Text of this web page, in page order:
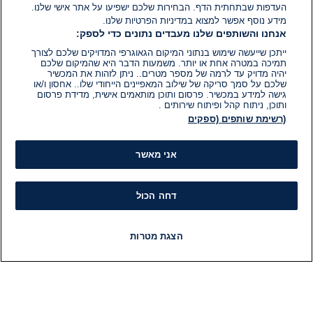
העדפות שבתחתית הדף. הבחירות שלכם ישפיעו על אתר אישי שלנו.
מידע נוסף אפשר למצוא במדיניות הפרטיות שלנו.
אנחנו והשותפים שלנו מעבדים נתונים כדי לספק:
ייתכן שייעשה שימוש בנתוני המיקום הגאוגרפי המדויקים שלכם לצורך
תמיכה במטרה אחת או יותר. משמעות הדבר היא שהמיקום שלכם
יהיה מדויק עד לרמה של מספר מטרים.. ניתן לזהות את המכשיר
שלכם על סמך סריקה של שילוב המאפיינים הייחודי שלו.. אחסון ו/או
גישה למידע במכשיר. פרסום ותוכן מותאמים אישית, מדידת פרסום
ותוכן, ניתוח קהל ופיתוח שירותים .
(רשימת שותפים (ספקים
אני מאשר
דחה הכול
הצגת מטרות